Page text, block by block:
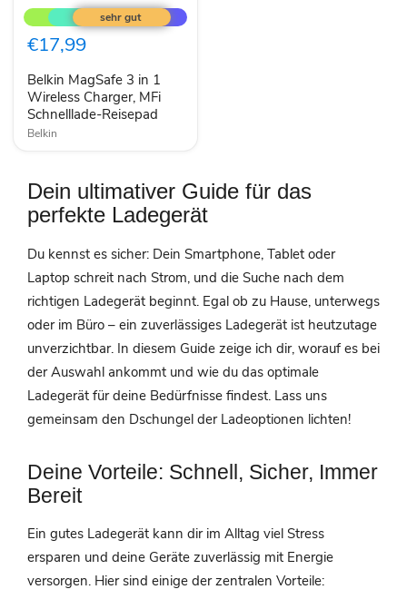
MagSafe
3
in
1
Charger,
MFi
Schnelllade-
Reisepad
€17,99
Belkin MagSafe 3 in 1
Wireless Charger, MFi
Schnelllade-Reisepad
Belkin
Dein ultimativer Guide für das
perfekte Ladegerät
Du kennst es sicher: Dein Smartphone, Tablet oder
Laptop schreit nach Strom, und die Suche nach dem
richtigen Ladegerät beginnt. Egal ob zu Hause, unterwegs
oder im Büro – ein zuverlässiges Ladegerät ist heutzutage
unverzichtbar. In diesem Guide zeige ich dir, worauf es bei
der Auswahl ankommt und wie du das optimale
Ladegerät für deine Bedürfnisse findest. Lass uns
gemeinsam den Dschungel der Ladeoptionen lichten!
Deine Vorteile: Schnell, Sicher, Immer
Bereit
Ein gutes Ladegerät kann dir im Alltag viel Stress
ersparen und deine Geräte zuverlässig mit Energie
versorgen. Hier sind einige der zentralen Vorteile: